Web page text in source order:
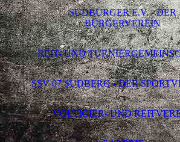
SUDBÜRGER E.V. - DER
BÜRGERVEREIN
REIT- UND
SSV 07 SUDBERG - DER
VOLTIGIER- UND